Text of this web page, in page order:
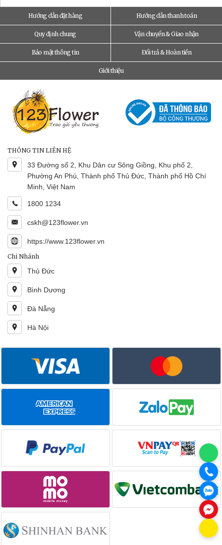
Hướng dẫn đặt hàng Hướng dẫn thanh toán
Quy định chung Vận chuyển & Giao nhận
Bảo mật thông tin Đổi trả & Hoàn tiền
Giới thiệu
THÔNG TIN LIÊN HỆ
33 Đường số 2, Khu Dân cư Sông Giồng, Khu phố 2,
Phường An Phú, Thành phố Thủ Đức, Thành phố Hồ Chí
Minh, Việt Nam
1800 1234
cskh@123flower.vn
https://www.123flower.vn
Chi Nhánh
Thủ Đức
Bình Dương
Đà Nẵng
Hà Nội